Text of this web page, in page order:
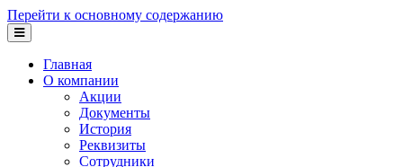
Перейти к основному содержанию
Главная
О компании
Акции
Документы
История
Реквизиты
Сотрудники